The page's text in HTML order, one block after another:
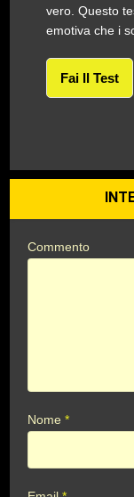
vero. Questo
emotiva che i
Fai Il Test
Commento
Nome*